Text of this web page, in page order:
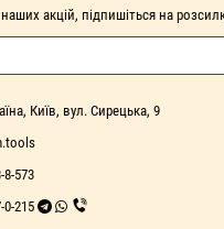
наших акцій, підпишіться на
Київ, вул. Сирецька, 9
8-573
0-215